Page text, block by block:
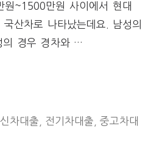
~1500만원 사이에서 현대
산차로 나타났는데요. 남성의
의 경우 경차와 …
신차대출 전기차대출 ,중고차대